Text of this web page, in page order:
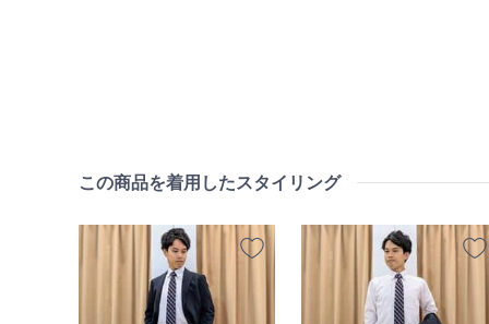
この商品を着用したスタイリング